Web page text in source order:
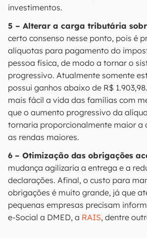
investimentos.
5 – Alterar a carga tributária
certo consenso nesse ponto, pois é
alíquotas para pagamento do
pessoa física, de modo a tornar o
progressivo. Atualmente somente
possui ganhos abaixo de R$
mais fácil a vida das famílias com
que o aumento progressivo da
tornaria proporcionalmente maior a
as rendas maiores.
6 – Otimização das obrigações
mudança agilizaria a entrega e a
declarações. Afinal, o custo para
obrigações é muito grande, já que
pequenas empresas precisam
e-Social a DMED, a RAIS, dentre